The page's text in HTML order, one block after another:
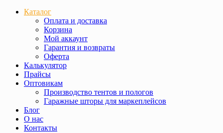
Каталог
Оплата и доставка
Корзина
Мой аккаунт
Гарантия и возвраты
Оферта
Калькулятор
Прайсы
Оптовикам
Производство тентов и пологов
Гаражные шторы для маркеплейсов
Блог
О нас
Контакты